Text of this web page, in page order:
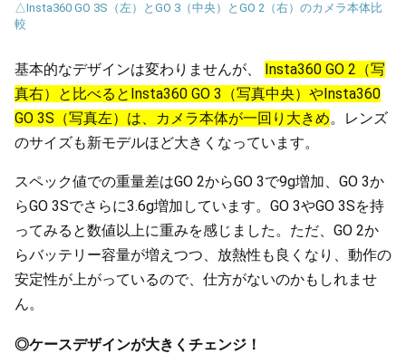
△Insta360 GO 3S（左）とGO 3（中央）とGO 2（右）のカメラ本体比
較
基本的なデザインは変わりませんが、 Insta360 GO 2（写
真右）と比べるとInsta360 GO 3（写真中央）やInsta360
GO 3S（写真左）は、カメラ本体が一回り大きめ。レンズ
のサイズも新モデルほど大きくなっています。
スペック値での重量差はGO 2からGO 3で9g増加、GO 3か
らGO 3Sでさらに3.6g増加しています。GO 3やGO 3Sを持
ってみると数値以上に重みを感じました。ただ、GO 2か
らバッテリー容量が増えつつ、放熱性も良くなり、動作の
安定性が上がっているので、仕方がないのかもしれませ
ん。
◎ケースデザインが大きくチェンジ！